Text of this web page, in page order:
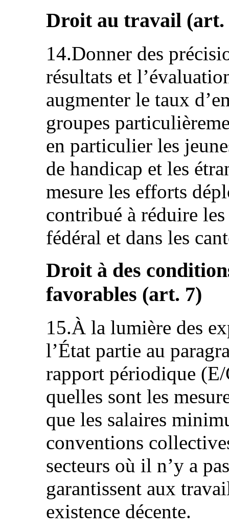
Droit au travail (art.
14.Donner des
résultats et
augmenter le taux
groupes
en particulier les
de handicap et les
mesure les efforts
contribué à réduire
fédéral et dans les
Droit à des
favorables (art. 7)
15.À la lumière des
l’État partie au
rapport périodique
quelles sont les
que les salaires
conventions
secteurs où il n’y a
garantissent aux
existence décente.